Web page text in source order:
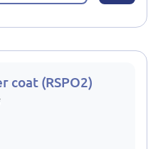
coat (RSPO2)